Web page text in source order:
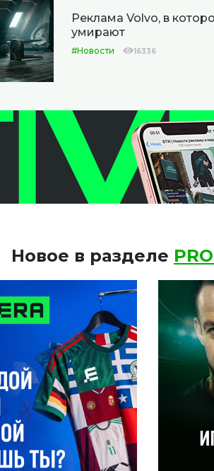
Реклама Volvo, в
умирают
#Новости 16336
Новое в разделе